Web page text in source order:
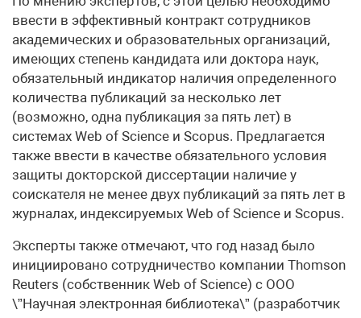
ввести в эффективный контракт сотрудников
академических и образовательных организаций,
имеющих степень кандидата или доктора наук,
обязательный индикатор наличия определенного
количества публикаций за несколько лет
(возможно, одна публикация за пять лет) в
системах Web of Science и Scopus. Предлагается
также ввести в качестве обязательного условия
защиты докторской диссертации наличие у
соискателя не менее двух публикаций за пять лет в
журналах, индексируемых Web of Science и Scopus.
Эксперты также отмечают, что год назад было
инициировано сотрудничество компании Thomson
Reuters (собственник Web of Science) с ООО
\”Научная электронная библиотека\” (разработчик